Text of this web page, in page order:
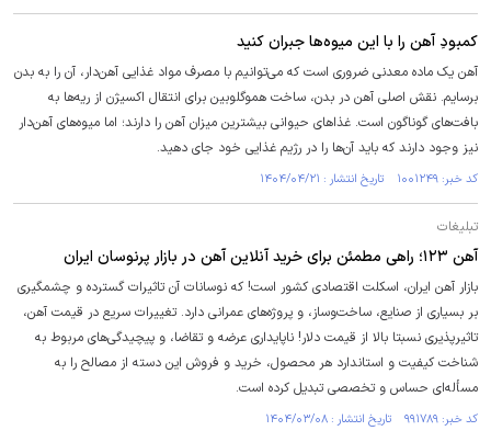
کمبودِ آهن را با این میوه‌ها جبران کنید
آهن یک ماده معدنی ضروری است که می‌توانیم با مصرف مواد غذایی آهن‌دار، آن را به بدن
برسایم. نقش اصلی آهن در بدن، ساخت هموگلوبین برای انتقال اکسیژن از ریه‌ها به
بافت‌های گوناگون است. غذاهای حیوانی بیشترین میزان آهن را دارند؛ اما میوه‌های آهن‌دار
نیز وجود دارند که باید آن‌ها را در رژیم غذایی خود جای دهید.
کد خبر: ۱۰۰۱۲۴۹ تاریخ انتشار : ۱۴۰۴/۰۴/۲۱
تبلیغات
آهن ۱۲۳؛ راهی مطمئن برای خرید آنلاین آهن در بازار پرنوسان ایران
بازار آهن ایران، اسکلت اقتصادی کشور است! که نوسانات آن تاثیرات گسترده و چشمگیری
بر بسیاری از صنایع، ساخت‌وساز، و پروژه‌های عمرانی دارد. تغییرات سریع در قیمت آهن،
تاثیرپذیری نسبتا بالا از قیمت دلار! ناپایداری عرضه و تقاضا، و پیچیدگی‌های مربوط به
شناخت کیفیت و استاندارد هر محصول، خرید و فروش این دسته از مصالح را به
مسأله‌ای حساس و تخصصی تبدیل کرده است.
کد خبر: ۹۹۱۷۸۹ تاریخ انتشار : ۱۴۰۴/۰۳/۰۸